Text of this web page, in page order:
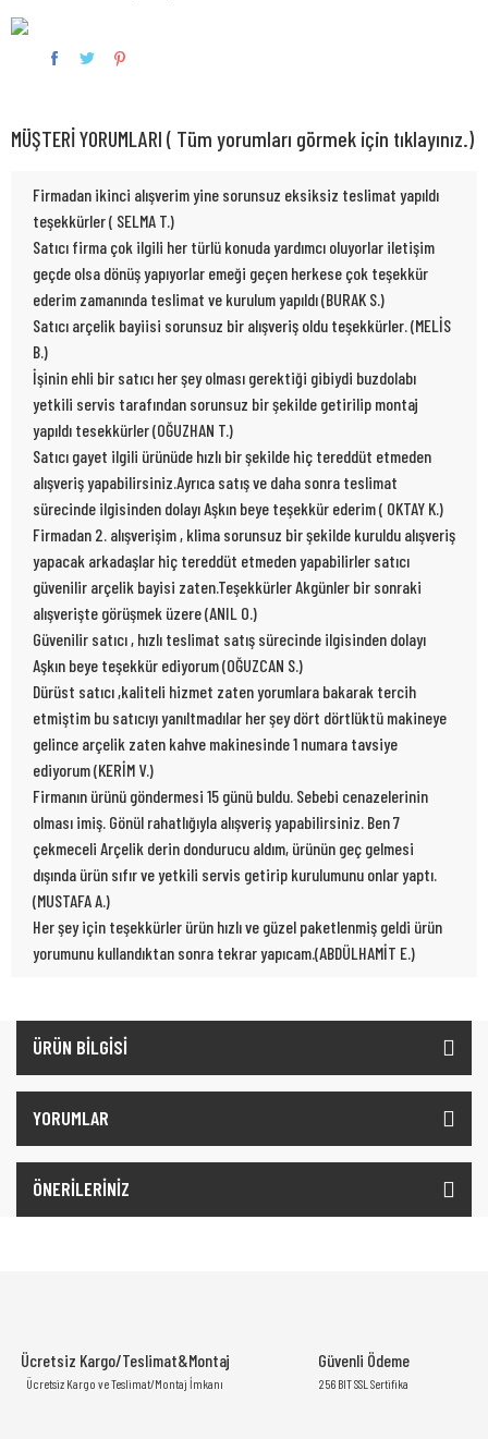
MÜŞTERİ YORUMLARI ( Tüm yorumları görmek için tıklayınız.)
Firmadan ikinci alışverim yine sorunsuz eksiksiz teslimat yapıldı
teşekkürler ( SELMA T.)
Satıcı firma çok ilgili her türlü konuda yardımcı oluyorlar iletişim
geçde olsa dönüş yapıyorlar emeği geçen herkese çok teşekkür
ederim zamanında teslimat ve kurulum yapıldı (BURAK S.)
Satıcı arçelik bayiisi sorunsuz bir alışveriş oldu teşekkürler. (MELİS
B.)
İşinin ehli bir satıcı her şey olması gerektiği gibiydi buzdolabı
yetkili servis tarafından sorunsuz bir şekilde getirilip montaj
yapıldı tesekkürler (OĞUZHAN T.)
Satıcı gayet ilgili ürünüde hızlı bir şekilde hiç tereddüt etmeden
alışveriş yapabilirsiniz.Ayrıca satış ve daha sonra teslimat
sürecinde ilgisinden dolayı Aşkın beye teşekkür ederim ( OKTAY K.)
Firmadan 2. alışverişim , klima sorunsuz bir şekilde kuruldu alışveriş
yapacak arkadaşlar hiç tereddüt etmeden yapabilirler satıcı
güvenilir arçelik bayisi zaten.Teşekkürler Akgünler bir sonraki
alışverişte görüşmek üzere (ANIL O.)
Güvenilir satıcı , hızlı teslimat satış sürecinde ilgisinden dolayı
Aşkın beye teşekkür ediyorum (OĞUZCAN S.)
Dürüst satıcı ,kaliteli hizmet zaten yorumlara bakarak tercih
etmiştim bu satıcıyı yanıltmadılar her şey dört dörtlüktü makineye
gelince arçelik zaten kahve makinesinde 1 numara tavsiye
ediyorum (KERİM V.)
Firmanın ürünü göndermesi 15 günü buldu. Sebebi cenazelerinin
olması imiş. Gönül rahatlığıyla alışveriş yapabilirsiniz. Ben 7
çekmeceli Arçelik derin dondurucu aldım, ürünün geç gelmesi
dışında ürün sıfır ve yetkili servis getirip kurulumunu onlar yaptı.
(MUSTAFA A.)
Her şey için teşekkürler ürün hızlı ve güzel paketlenmiş geldi ürün
yorumunu kullandıktan sonra tekrar yapıcam.(ABDÜLHAMİT E.)
ÜRÜN BİLGİSİ
YORUMLAR
ÖNERİLERİNİZ
Ücretsiz Kargo/Teslimat&Montaj
Ücretsiz Kargo ve Teslimat/Montaj İmkanı
Güvenli Ödeme
256 BIT SSL Sertifika